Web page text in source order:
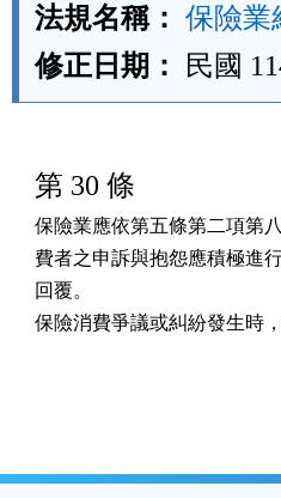
法規名稱： 保險業
修正日期：
民國
第 30 條
保險業應依第五條第二項第
費者之申訴與抱怨應積極進
回覆。
保險消費爭議或糾紛發生時